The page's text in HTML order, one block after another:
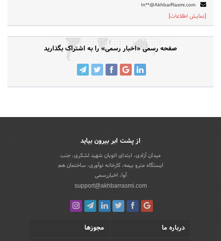
In**@AkhbarRasmi.com
[نمایش اطلاعات]
صفحه رسمی «اخبار رسمی» را به اشتراک بگذارید
از پشت ابر بیرون بیاید
میدان آزادی، ابتدای اتوبان شهید لشکری، جنب
ایستگاه مترو بیمه، کارخانه نوآوری، ساختمان هم
آوا، اخباررسمی
support@akhbarrasmi.com
درباره ما
مجوزها